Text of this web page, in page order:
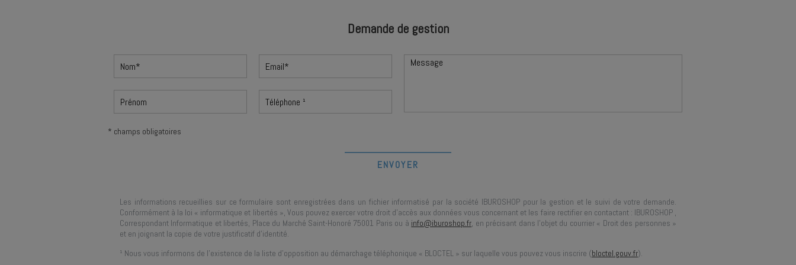
Demande de gestion
* champs obligatoires
Les informations recueillies sur ce formulaire sont enregistrées dans un fichier informatisé par la société IBUROSHOP pour la gestion et le suivi de votre demande.
Conformément à la loi « informatique et libertés », Vous pouvez exercer votre droit d'accès aux données vous concernant et les faire rectifier en contactant : IBUROSHOP ,
Correspondant Informatique et libertés, Place du Marché Saint-Honoré 75001 Paris ou à info@iburoshop.fr, en précisant dans l’objet du courrier « Droit des personnes »
et en joignant la copie de votre justificatif d’identité.
¹ Nous vous informons de l’existence de la liste d’opposition au démarchage téléphonique « BLOCTEL » sur laquelle vous pouvez vous inscrire (bloctel.gouv.fr).